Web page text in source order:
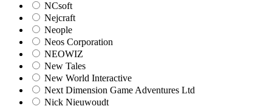
NCsoft
Nejcraft
Neople
Neos Corporation
NEOWIZ
New Tales
New World Interactive
Next Dimension Game Adventures Ltd
Nick Nieuwoudt